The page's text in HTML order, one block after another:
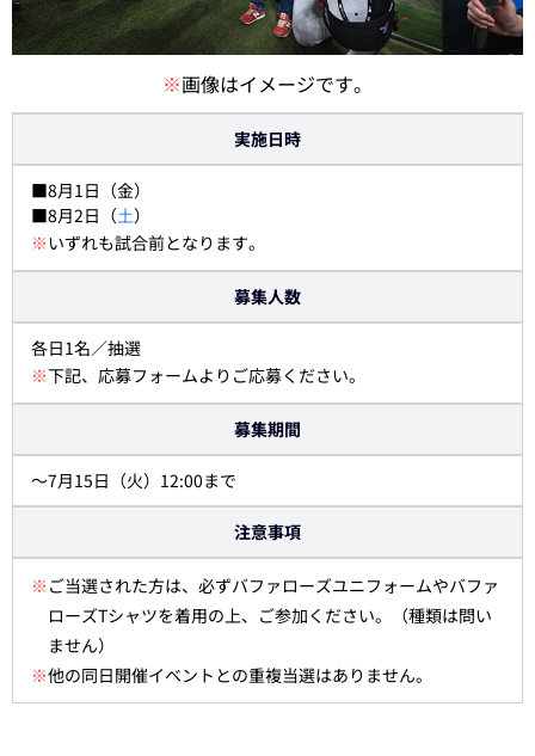
※画像はイメージです。
実施日時
■8月1日（金）
■8月2日（土）
※いずれも試合前となります。
募集人数
各日1名／抽選
※下記、応募フォームよりご応募ください。
募集期間
～7月15日（火）12:00まで
注意事項
※ ご当選された方は、必ずバファローズユニフォームやバファ
ローズTシャツを着用の上、ご参加ください。（種類は問い
ません）
※他の同日開催イベントとの重複当選はありません。